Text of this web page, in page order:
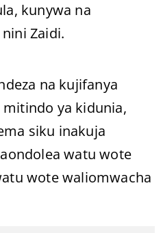
kunywa na
Zaidi.
na kujifanya
ya kidunia,
siku inakuja
watu wote
wote waliomwacha